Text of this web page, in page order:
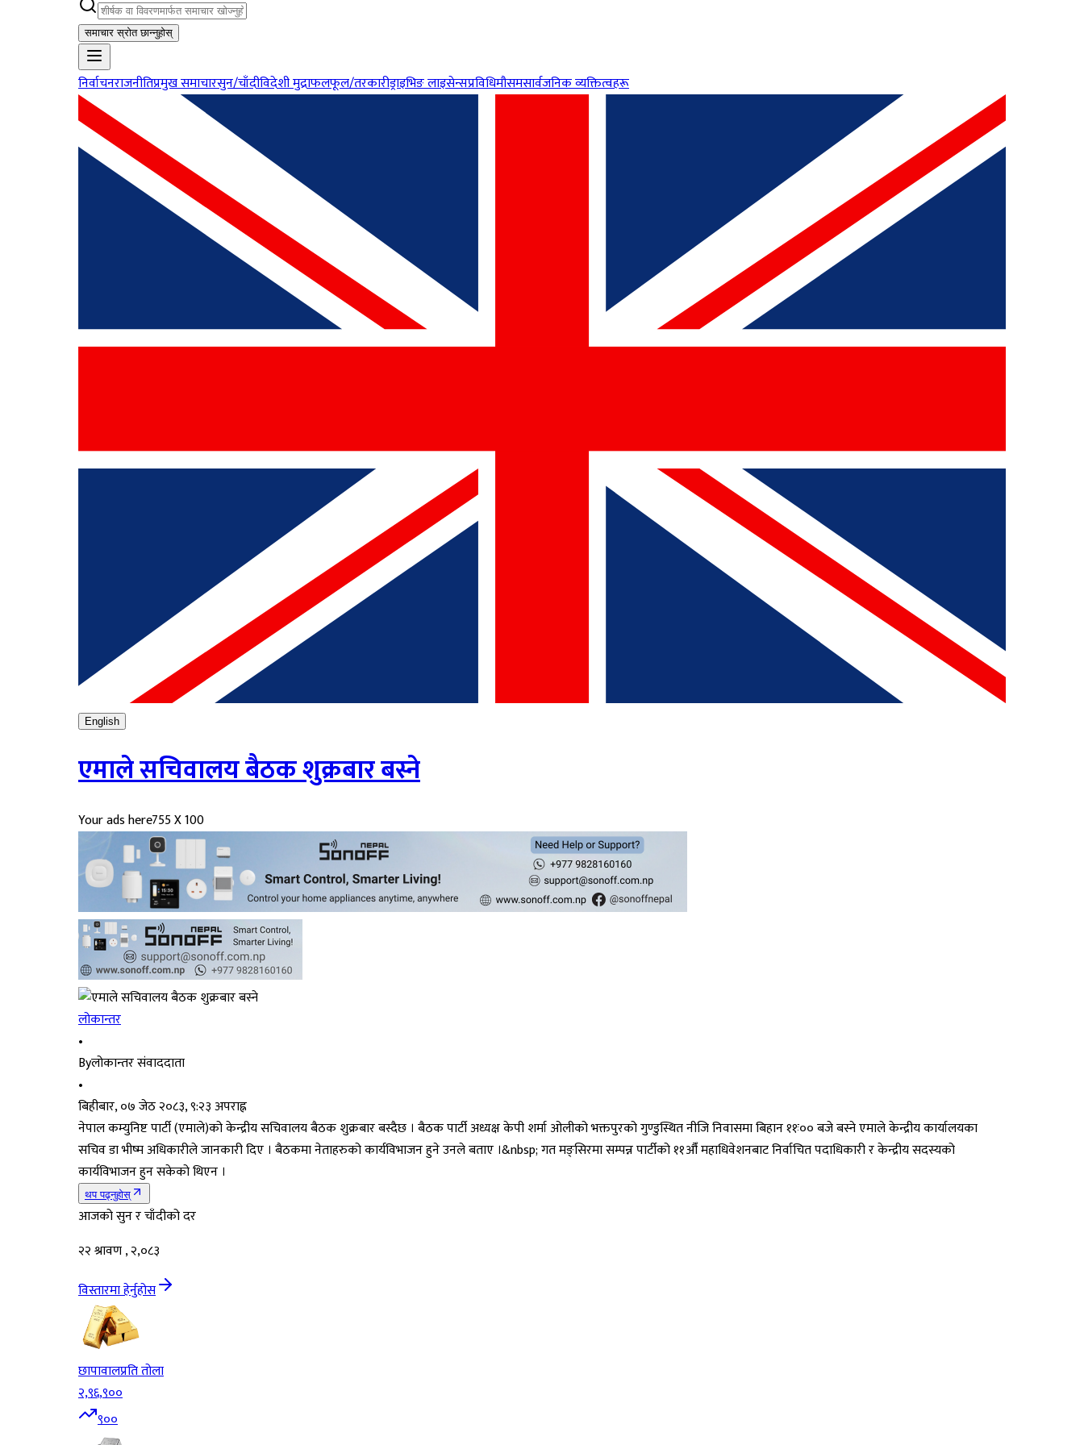
समाचार स्रोत छान्नुहोस्
निर्वाचनराजनीतिप्रमुख समाचारसुन/चाँदीविदेशी मुद्राफलफूल/तरकारीड्राइभिङ लाइसेन्सप्रविधिमौसमसार्वजनिक व्यक्तित्वहरू
English
एमाले सचिवालय बैठक शुक्रबार बस्ने
Your ads here755 X 100
लोकान्तर
•
Byलोकान्तर संवाददाता
•
बिहीबार, ०७ जेठ २०८३, ९:२३ अपराह्न
नेपाल कम्युनिष्ट पार्टी (एमाले)को केन्द्रीय सचिवालय बैठक शुक्रबार बस्दैछ । बैठक पार्टी अध्यक्ष केपी शर्मा ओलीको भक्तपुरको गुण्डुस्थित नीजि निवासमा बिहान ११ः०० बजे बस्ने एमाले केन्द्रीय कार्यालयका
सचिव डा भीष्म अधिकारीले जानकारी दिए । बैठकमा नेताहरुको कार्यविभाजन हुने उनले बताए ।&nbsp; गत मङ्सिरमा सम्पन्न पार्टीको ११औँ महाधिवेशनबाट निर्वाचित पदाधिकारी र केन्द्रीय सदस्यको
कार्यविभाजन हुन सकेको थिएन ।
थप पढ्नुहोस्
आजको सुन र चाँदीको दर
२२ श्रावण , २,०८३
विस्तारमा हेर्नुहोस
छापावालप्रति तोला
२,९६,९००
९००